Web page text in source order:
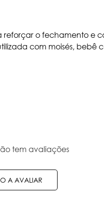
o fechamento e
com moisés, bebê
tem avaliações
A AVALIAR